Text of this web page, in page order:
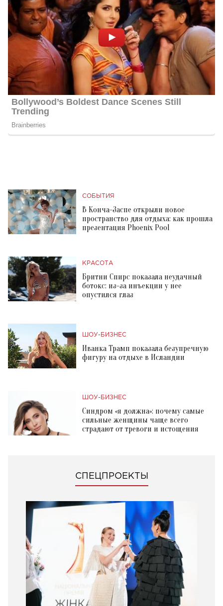
СОБЫТИЯ
В Конча-Заспе открыли новое
пространство для отдыха: как прошла
презентация Phoenix Pool
КРАСОТА
Бритни Спирс показала неудачный
ботокс: из-за инъекции у нее
опустился глаз
ШОУ-БИЗНЕС
Иванка Трамп показала безупречную
фигуру на отдыхе в Исландии
ШОУ-БИЗНЕС
Синдром «я должна»: почему самые
сильные женщины чаще всего
страдают от тревоги и истощения
СПЕЦПРОЕКТЫ